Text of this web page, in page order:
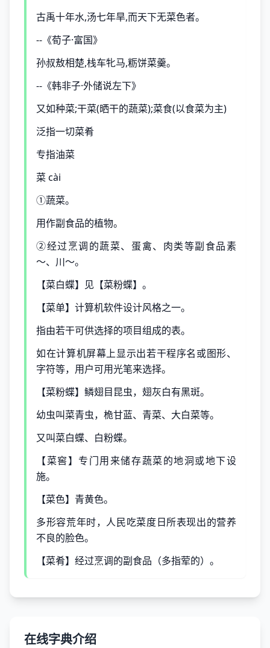
古禹十年水,汤七年旱,而天下无菜色者。
--《荀子·富国》
孙叔敖相楚,栈车牝马,粝饼菜羹。
--《韩非子·外储说左下》
又如种菜;干菜(晒干的蔬菜);菜食(以食菜为主)
泛指一切菜肴
专指油菜
菜 cài
①蔬菜。
用作副食品的植物。
②经过烹调的蔬菜、蛋禽、肉类等副食品素
～、川～。
【菜白蝶】见【菜粉蝶】。
【菜单】计算机软件设计风格之一。
指由若干可供选择的项目组成的表。
如在计算机屏幕上显示出若干程序名或图形、
字符等，用户可用光笔来选择。
【菜粉蝶】鳞翅目昆虫，翅灰白有黑斑。
幼虫叫菜青虫，桅甘蓝、青菜、大白菜等。
又叫菜白蝶、白粉蝶。
【菜窖】专门用来储存蔬菜的地洞或地下设
施。
【菜色】青黄色。
多形容荒年时，人民吃菜度日所表现出的营养
不良的脸色。
【菜肴】经过烹调的副食品（多指荤的）。
在线字典介绍